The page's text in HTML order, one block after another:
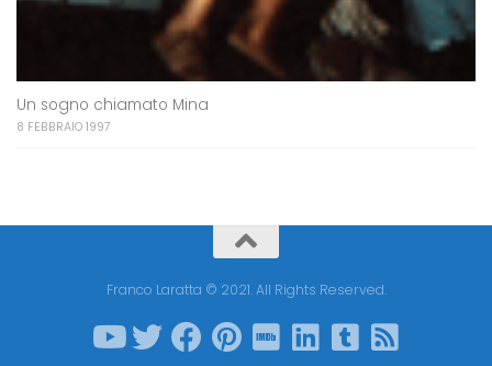
Un sogno chiamato Mina
8 FEBBRAIO 1997
Franco Laratta © 2021. All Rights Reserved.